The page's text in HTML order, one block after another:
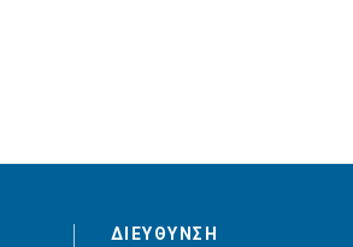
ΔΙΕΥΘΥΝΣΗ